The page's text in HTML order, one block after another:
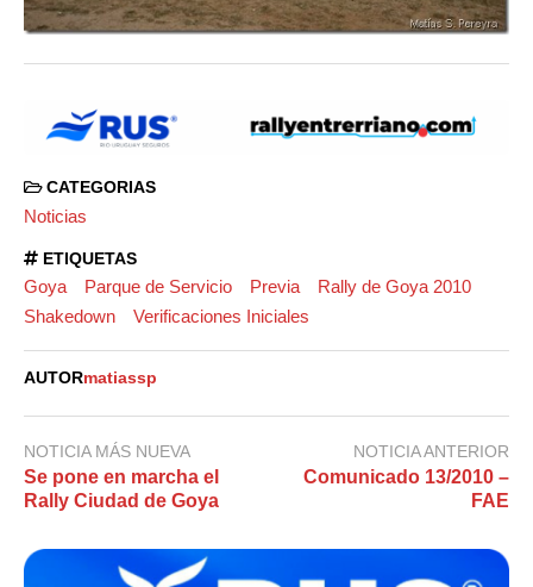
CATEGORIAS
Noticias
ETIQUETAS
Goya Parque de Servicio Previa
Rally de Goya 2010
Shakedown
Verificaciones Iniciales
AUTORmatiassp
NOTICIA MÁS NUEVA
Se pone en marcha el
Rally Ciudad de Goya
NOTICIA ANTERIOR
Comunicado 13/2010 –
FAE